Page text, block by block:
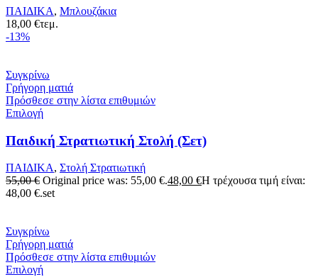
ΠΑΙΔΙΚΑ, Μπλουζάκια
18,00 €τεμ.
-13%
Συγκρίνω
Γρήγορη ματιά
Πρόσθεσε στην λίστα επιθυμιών
Επιλογή
Παιδική Στρατιωτική Στολή (Σετ)
ΠΑΙΔΙΚΑ, Στολή Στρατιωτική
55,00€ Original price was: 55,00 €.48,00 €Η τρέχουσα τιμή είναι:
48,00 €.set
Συγκρίνω
Γρήγορη ματιά
Πρόσθεσε στην λίστα επιθυμιών
Επιλογή